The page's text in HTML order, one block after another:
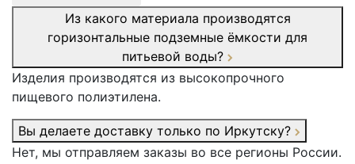
Из какого материала производятся
горизонтальные подземные ёмкости для
питьевой воды?
Изделия производятся из высокопрочного
пищевого полиэтилена.
Вы делаете доставку только по Иркутску?
Нет, мы отправляем заказы во все регионы России.